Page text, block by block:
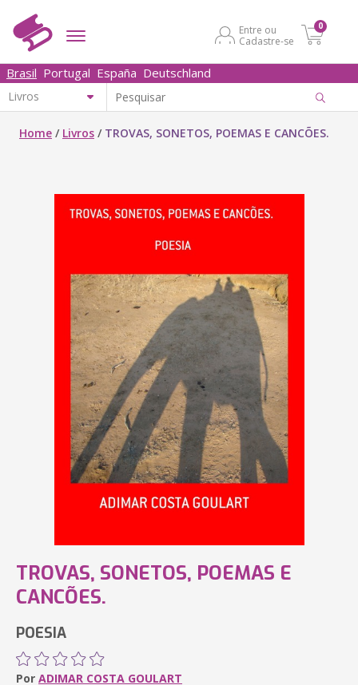
Entre ou
Cadastre-se
0
Brasil Portugal España Deutschland
Home / Livros / TROVAS, SONETOS, POEMAS E CANCÕES.
TROVAS, SONETOS, POEMAS E
CANCÕES.
POESIA
Por ADIMAR COSTA GOULART